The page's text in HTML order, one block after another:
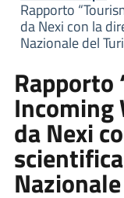
Rapporto
da Nexi con la
Nazionale del
Rapporto
Incoming
da Nexi